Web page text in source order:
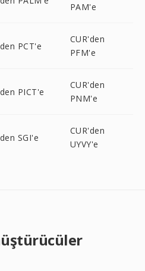
PAM'e
PCT'e
CUR'den
PFM'e
PICT'e
CUR'den
PNM'e
SGI'e
CUR'den
UYVY'e